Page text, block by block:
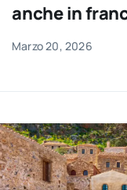
anche in
Marzo 20, 2026